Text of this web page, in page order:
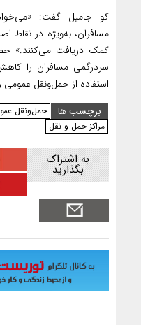
کو جامیل گفت:
مسافران، به‌ویژه در نقاط
کمک دریافت می‌کنند.»
سردرگمی مسافران را
استفاده از حمل‌ونقل
برچسب ها
حمل‌ونقل
مراکز حمل و نقل
به اشتراک
بگذارید